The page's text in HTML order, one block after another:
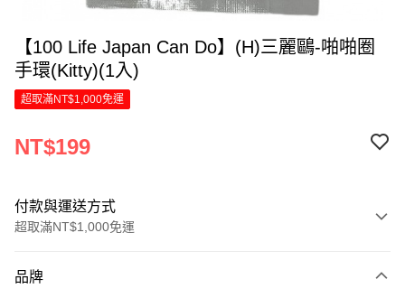
【100 Life Japan Can Do】(H)三麗鷗-啪啪圈
手環(Kitty)(1入)
超取滿NT$1,000免運
NT$199
付款與運送方式
超取滿NT$1,000免運
信用卡一次付款
品牌